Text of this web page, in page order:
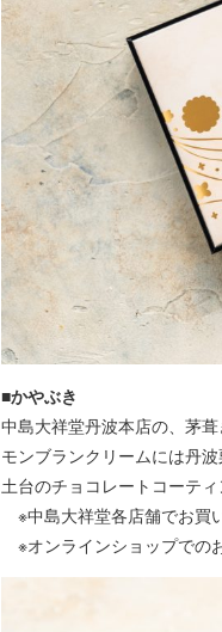
■かやぶき
中島大祥堂丹波本店の、茅
モンブランクリームには丹
土台のチョコレートコーテ
※中島大祥堂各店舗でお買
※オンラインショップでの